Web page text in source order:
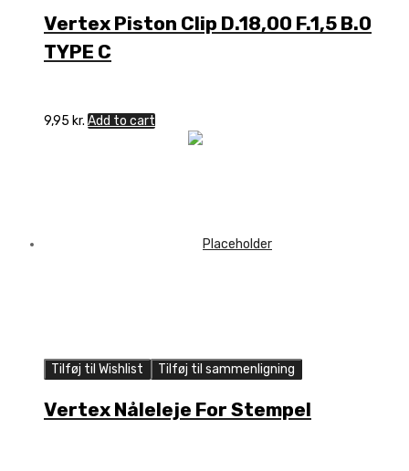
Vertex Piston Clip D.18,00 F.1,5 B.0
TYPE C
9,95 kr. Add to cart
Tilføj til Wishlist Tilføj til sammenligning
Vertex Nåleleje For Stempel